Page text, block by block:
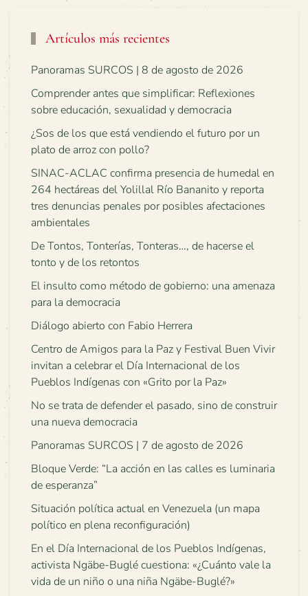
Artículos más recientes
Panoramas SURCOS | 8 de agosto de 2026
Comprender antes que simplificar: Reflexiones
sobre educación, sexualidad y democracia
¿Sos de los que está vendiendo el futuro por un
plato de arroz con pollo?
SINAC-ACLAC confirma presencia de humedal en
264 hectáreas del Yolillal Río Bananito y reporta
tres denuncias penales por posibles afectaciones
ambientales
De Tontos, Tonterías, Tonteras…, de hacerse el
tonto y de los retontos
El insulto como método de gobierno: una amenaza
para la democracia
Diálogo abierto con Fabio Herrera
Centro de Amigos para la Paz y Festival Buen Vivir
invitan a celebrar el Día Internacional de los
Pueblos Indígenas con «Grito por la Paz»
No se trata de defender el pasado, sino de construir
una nueva democracia
Panoramas SURCOS | 7 de agosto de 2026
Bloque Verde: “La acción en las calles es luminaria
de esperanza”
Situación política actual en Venezuela (un mapa
político en plena reconfiguración)
En el Día Internacional de los Pueblos Indígenas,
activista Ngäbe-Buglé cuestiona: «¿Cuánto vale la
vida de un niño o una niña Ngäbe-Buglé?»